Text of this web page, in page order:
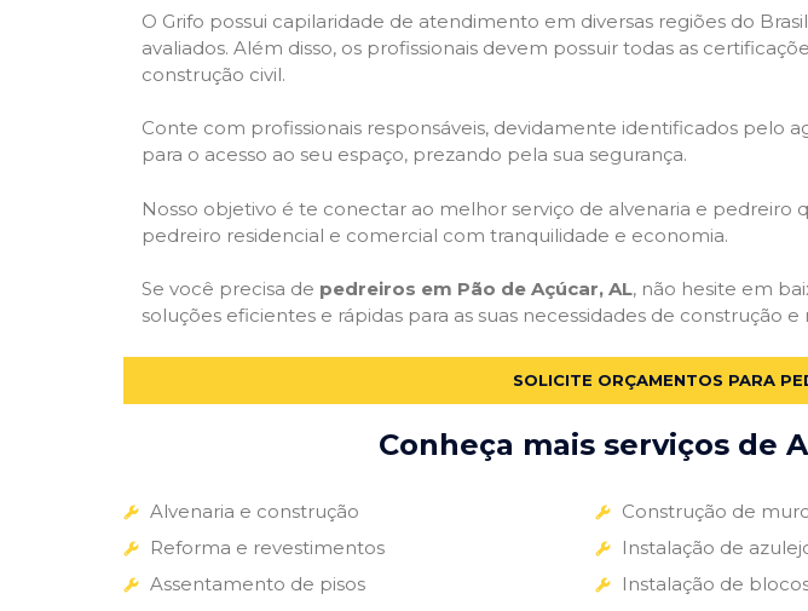
O Grifo possui capilaridade de atendimento em diversas regiões do
avaliados. Além disso, os profissionais devem possuir todas as
construção civil.
Conte com profissionais responsáveis, devidamente identificados pelo
para o acesso ao seu espaço, prezando pela sua segurança.
Nosso objetivo é te conectar ao melhor serviço de alvenaria e pedreiro
pedreiro residencial e comercial com tranquilidade e economia.
Se você precisa de pedreiros em Pão de Açúcar, AL, não hesite em
soluções eficientes e rápidas para as suas necessidades de construção e
SOLICITE ORÇAMENTOS PARA
Conheça mais serviços de
Alvenaria e construção
Reforma e revestimentos
Assentamento de pisos
Construção de
Instalação de
Instalação de